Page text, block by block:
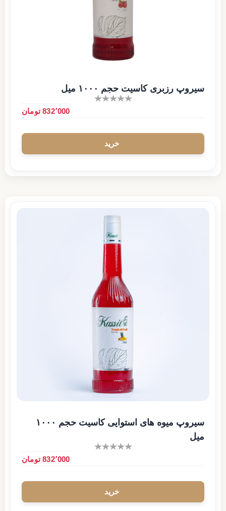
سیروپ رزبری کاسیت حجم ۱۰۰۰ میل
832٬000 تومان
سیروپ میوه های استوایی کاسیت حجم ۱۰۰۰
میل
832٬000 تومان